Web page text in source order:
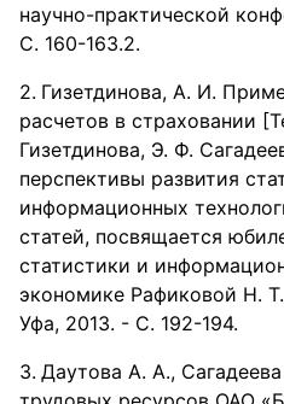
научно-практической
С. 160-163.2.
Гизетдинова, А. И.
расчетов в страховании
Гизетдинова, Э. Ф.
перспективы развития
информационных
статей, посвящается
статистики и
экономике Рафиковой Н.
Уфа, 2013. - С. 192-194.
Даутова А. А.,